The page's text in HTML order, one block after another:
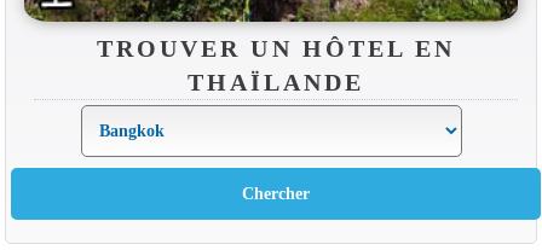
TROUVER UN HÔTEL EN
THAÏLANDE